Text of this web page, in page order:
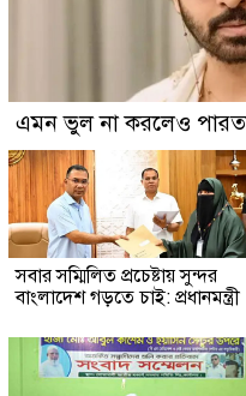
এমন ভুল না করলেও
সবার সম্মিলিত প্রচেষ্টায় সুন্দর
বাংলাদেশ গড়তে চাই: প্রধানমন্ত্রী